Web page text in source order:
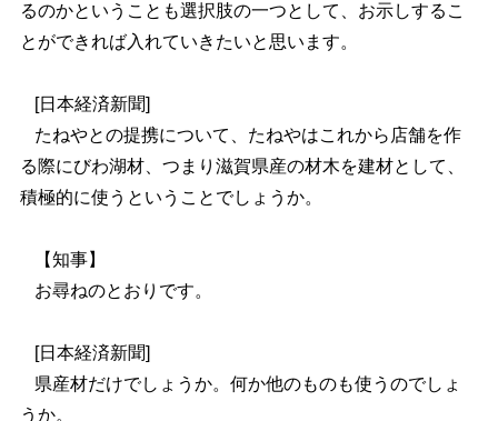
るのかということも選択肢の一つとして、お示しするこ
とができれば入れていきたいと思います。
[日本経済新聞]
たねやとの提携について、たねやはこれから店舗を作
る際にびわ湖材、つまり滋賀県産の材木を建材として、
積極的に使うということでしょうか。
【知事】
お尋ねのとおりです。
[日本経済新聞]
県産材だけでしょうか。何か他のものも使うのでしょ
うか。